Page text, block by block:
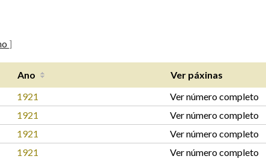
]
Ano Ver páxinas
1921 Ver número completo
1921 Ver número completo
1921 Ver número completo
1921 Ver número completo